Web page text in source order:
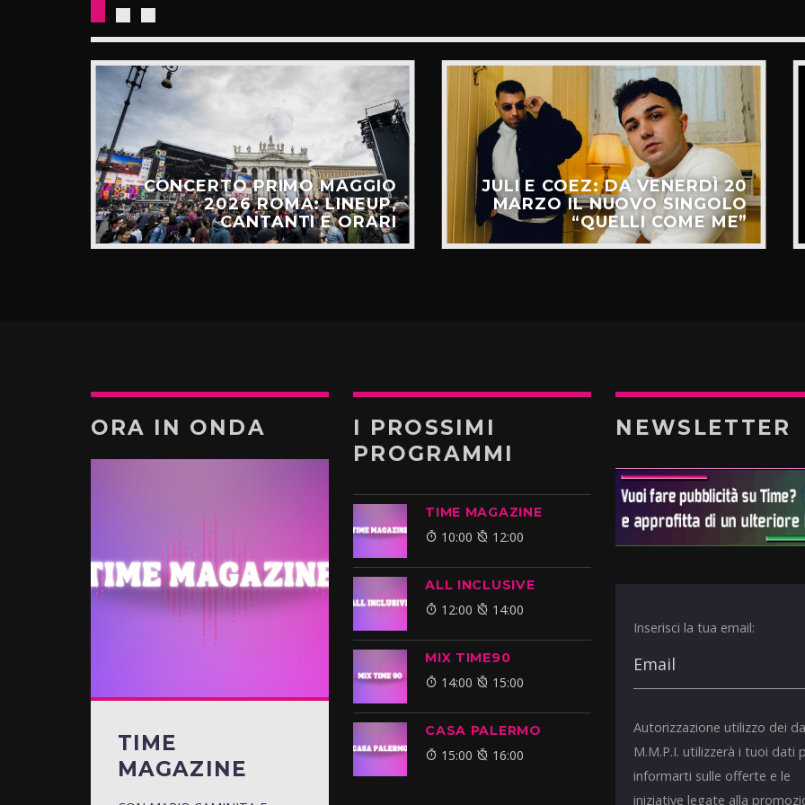
CONCERTO PRIMO MAGGIO
2026 ROMA: LINEUP,
CANTANTI E ORARI
JULI E COEZ: DA VENERDÌ 20
MARZO IL NUOVO SINGOLO
“QUELLI COME ME”
ORA IN ONDA
TIME
MAGAZINE
I PROSSIMI
PROGRAMMI
TIME MAGAZINE
10:00 12:00
ALL INCLUSIVE
12:00 14:00
MIX TIME90
14:00 15:00
CASA PALERMO
15:00 16:00
NEWSLETTER
Inserisci la tua email:
Autorizzazione utilizzo dei
M.M.P.I. utilizzerà i tuoi dati
informarti sulle offerte e le
iniziative legate alla